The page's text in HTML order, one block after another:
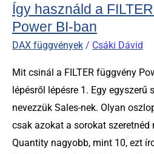
Így használd a
Power BI-ban
DAX függvények / Csáki Dávid
Mit csinál a FILTER függvény
lépésről lépésre 1. Egy egyszerű
nevezzük Sales-nek. Olyan
csak azokat a sorokat szeretnéd
Quantity nagyobb, mint 10, ezt